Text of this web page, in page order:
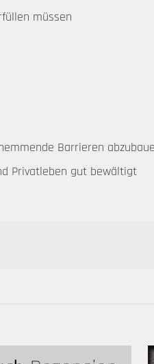
müssen
Barrieren
Privatleben gut bewältigt